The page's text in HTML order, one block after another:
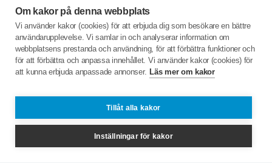
Om kakor på denna webbplats
Vi använder kakor (cookies) för att erbjuda dig som besökare en bättre
användarupplevelse. Vi samlar in och analyserar information om
webbplatsens prestanda och användning, för att förbättra funktioner och
för att förbättra och anpassa innehållet. Vi använder kakor (cookies) för
att kunna erbjuda anpassade annonser. Läs mer om kakor
Tillåt alla kakor
Inställningar för kakor
Bli medlem
Förmåner
C/o:Hans Ullberg
hansullberg.hu@gmail.com